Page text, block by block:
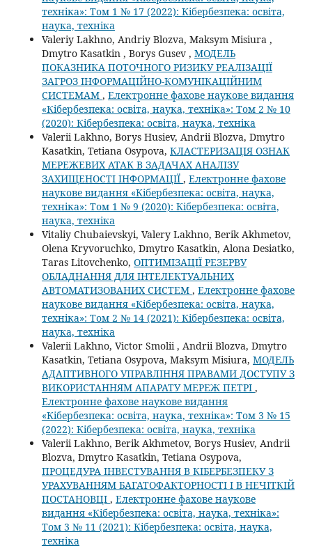
техніка»: Том 1 № 17 (2022): Кібербезпека: освіта,
наука, техніка
Valeriy Lakhno, Andriy Blozva, Maksym Misiura ,
Dmytro Kasatkin , Borys Gusev , МОДЕЛЬ
ПОКАЗНИКА ПОТОЧНОГО РИЗИКУ РЕАЛІЗАЦІЇ
ЗАГРОЗ ІНФОРМАЦІЙНО-КОМУНІКАЦІЙНИМ
СИСТЕМАМ , Електронне фахове наукове видання
«Кібербезпека: освіта, наука, техніка»: Том 2 № 10
(2020): Кібербезпека: освіта, наука, техніка
Valerii Lakhno, Borys Husiev, Andrii Blozva, Dmytro
Kasatkin, Tetiana Osypova, КЛАСТЕРИЗАЦІЯ ОЗНАК
МЕРЕЖЕВИХ АТАК В ЗАДАЧАХ АНАЛІЗУ
ЗАХИЩЕНОСТІ ІНФОРМАЦІЇ , Електронне фахове
наукове видання «Кібербезпека: освіта, наука,
техніка»: Том 1 № 9 (2020): Кібербезпека: освіта,
наука, техніка
Vitaliy Chubaievskyi, Valery Lakhno, Berik Akhmetov,
Olena Kryvoruchko, Dmytro Kasatkin, Alona Desiatko,
Taras Litovchenko, ОПТИМІЗАЦІЇ РЕЗЕРВУ
ОБЛАДНАННЯ ДЛЯ ІНТЕЛЕКТУАЛЬНИХ
АВТОМАТИЗОВАНИХ СИСТЕМ , Електронне фахове
наукове видання «Кібербезпека: освіта, наука,
техніка»: Том 2 № 14 (2021): Кібербезпека: освіта,
наука, техніка
Valerii Lakhno, Victor Smolii , Andrii Blozva, Dmytro
Kasatkin, Tetiana Osypova, Maksym Misiura, МОДЕЛЬ
АДАПТИВНОГО УПРАВЛІННЯ ПРАВАМИ ДОСТУПУ З
ВИКОРИСТАННЯМ АПАРАТУ МЕРЕЖ ПЕТРІ ,
Електронне фахове наукове видання
«Кібербезпека: освіта, наука, техніка»: Том 3 № 15
(2022): Кібербезпека: освіта, наука, техніка
Valerii Lakhno, Berik Akhmetov, Borys Husiev, Andrii
Blozva, Dmytro Kasatkin, Tetiana Osypova,
ПРОЦЕДУРА ІНВЕСТУВАННЯ В КІБЕРБЕЗПЕКУ З
УРАХУВАННЯМ БАГАТОФАКТОРНОСТІ І В НЕЧІТКІЙ
ПОСТАНОВЦІ , Електронне фахове наукове
видання «Кібербезпека: освіта, наука, техніка»:
Том 3 № 11 (2021): Кібербезпека: освіта, наука,
техніка